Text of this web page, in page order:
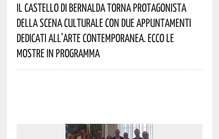
Il Castello Di Bernalda Torna Protagonista
Della Scena Culturale Con Due Appuntamenti
Dedicati All’arte Contemporanea. Ecco Le
Mostre In Programma